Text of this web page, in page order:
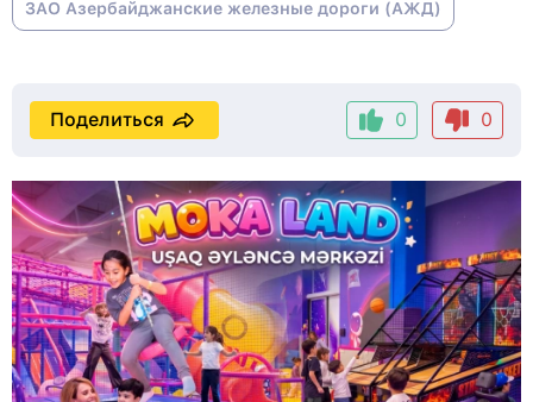
ЗАО Азербайджанские железные дороги (АЖД)
0 0
Поделиться